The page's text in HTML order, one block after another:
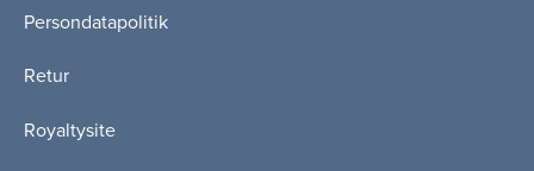
Persondatapolitik
Retur
Royaltysite